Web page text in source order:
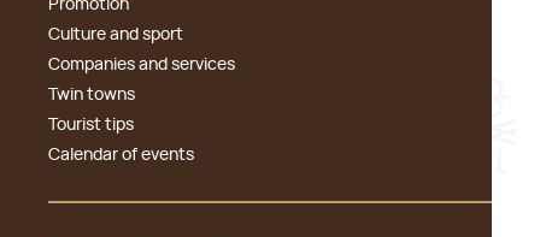
Promotion
Culture and sport
Companies and services
Twin towns
Tourist tips
Calendar of events